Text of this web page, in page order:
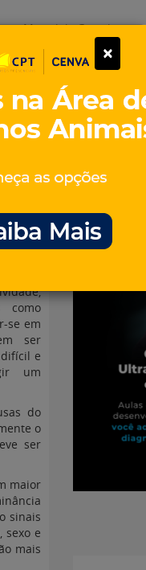
Materiais Gratuitos
como
se em
ser
e
um
do
o
ser
maior
sinais
sexo e
mais
×